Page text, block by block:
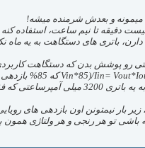
میمونه و بعدش شرمنده میشه!
تا نیم ساعت، استفاده کنه
باتری های دستگاهت به یه ماه